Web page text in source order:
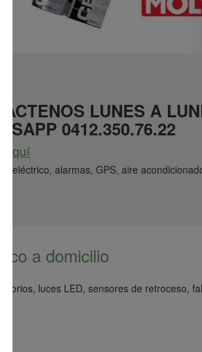
LUNES A
0412.350.76.22
aquí
eléctrico, alarmas, GPS, aire
a domicilio
luces LED, sensores de retroceso,